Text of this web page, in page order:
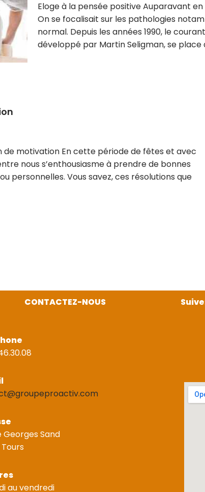
Eloge à la pensée positive Auparavant
On se focalisait sur les pathologies
normal. Depuis les années 1990, le
développé par Martin Seligman, se place
de motivation En cette période de fêtes et avec
nous s’enthousiasme à prendre de bonnes
personnelles. Vous savez, ces résolutions que
CONTACTEZ-NOUS
Georges Sand
au vendredi